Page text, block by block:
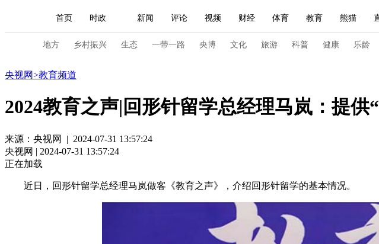
首页 时政 新闻 评论 视频 财经 体育 教育 熊猫
人民领袖习近平 中国领导人 央视快评 习式妙语 热解读 天天学习
直播 栏目大全 节目单 听音 微视频 主持人 下载央视影音
海外频道 iPanda English Монгол
地方 乡村振兴 生态 一带一路 央博 文化 旅游 科普 健康 乐龄
新闻 国内 国际
人民领袖习近平
视频 小央视频 小央直播 直播中国 熊猫频道 VR/AR 4K专区
前线 比划 快看 蓝海中国 新兵请入列 人生第一次 人
2026年世界杯 2026年冬奥会 CBA NBA 中
央视网>教育频道
2024教育之声|回形针留学总经理马岚：提
来源：央视网 | 2024-07-31 13:57:24
央视网 | 2024-07-31 13:57:24
正在加载
近日，回形针留学总经理马岚做客《教育之声》，介绍回形针留学的基本情况。